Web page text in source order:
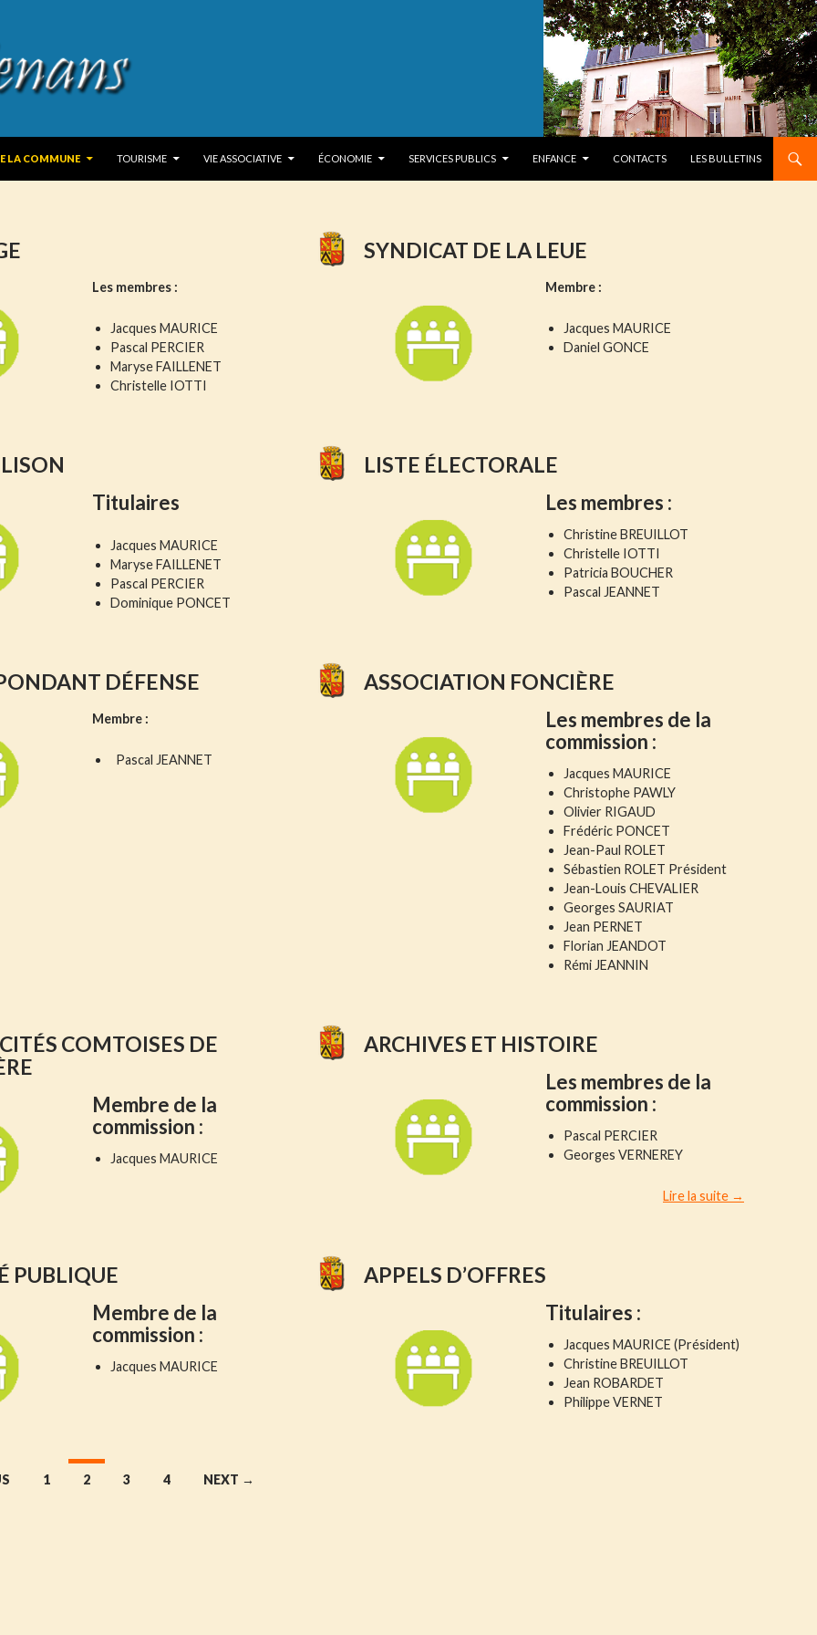
LA COMMUNE
TOURISME VIE ASSOCIATIVE ÉCONOMIE SERVICES PUBLICS ENFANCE CONTACTS LES BULLETINS
Les membres :
Jacques MAURICE
Pascal PERCIER
Maryse FAILLENET
Christelle IOTTI
SYNDICAT DE LA LEUE
Membre :
Jacques MAURICE
Daniel GONCE
Titulaires
Jacques MAURICE
Maryse FAILLENET
Pascal PERCIER
Dominique PONCET
LISTE ÉLECTORALE
Les membres :
Christine BREUILLOT
Christelle IOTTI
Patricia BOUCHER
Pascal JEANNET
DÉFENSE
Membre :
Pascal JEANNET
ASSOCIATION FONCIÈRE
Les membres de la
commission :
Jacques MAURICE
Christophe PAWLY
Olivier RIGAUD
Frédéric PONCET
Jean-Paul ROLET
Sébastien ROLET Président
Jean-Louis CHEVALIER
Georges SAURIAT
Jean PERNET
Florian JEANDOT
Rémi JEANNIN
COMTOISES DE
Membre de la
commission :
Jacques MAURICE
ARCHIVES ET HISTOIRE
Les membres de la
commission :
Pascal PERCIER
Georges VERNEREY
Lire la suite Archives et
→
PUBLIQUE
Membre de la
commission :
Jacques MAURICE
APPELS D’OFFRES
Titulaires :
Jacques MAURICE (Président)
Christine BREUILLOT
Jean ROBARDET
Philippe VERNET
1 2 3 4 NEXT →